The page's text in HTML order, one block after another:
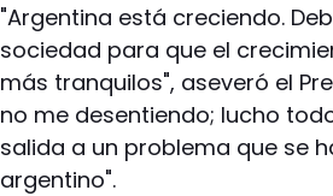
"Argentina está creciendo.
sociedad para que el
más tranquilos", aseveró el
no me desentiendo; lucho
salida a un problema que se
argentino".